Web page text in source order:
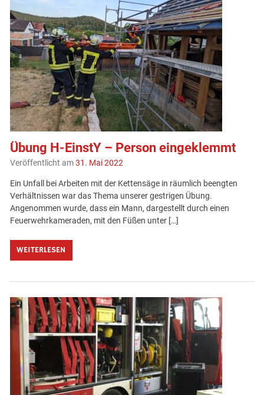
Übung H-EinstY – Person eingeklemmt
Veröffentlicht am31. Mai 2022
Ein Unfall bei Arbeiten mit der Kettensäge in räumlich beengten
Verhältnissen war das Thema unserer gestrigen Übung.
Angenommen wurde, dass ein Mann, dargestellt durch einen
Feuerwehrkameraden, mit den Füßen unter […]
WEITERLESEN